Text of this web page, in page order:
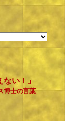
い！」
博士の言葉